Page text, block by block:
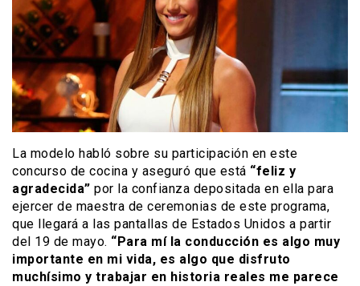
La modelo habló sobre su participación en este
concurso de cocina y aseguró que está “feliz y
agradecida” por la confianza depositada en ella para
ejercer de maestra de ceremonias de este programa,
que llegará a las pantallas de Estados Unidos a partir
del 19 de mayo. “Para mí la conducción es algo muy
importante en mi vida, es algo que disfruto
muchísimo y trabajar en historia reales me parece